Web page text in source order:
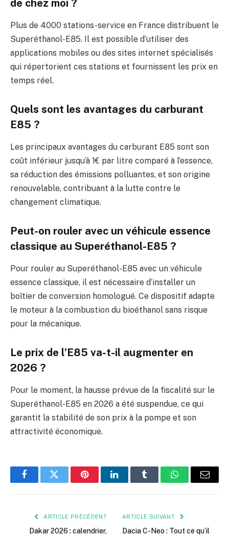
de chez moi ?
Plus de 4000 stations-service en France distribuent le
Superéthanol-E85. Il est possible d’utiliser des
applications mobiles ou des sites internet spécialisés
qui répertorient ces stations et fournissent les prix en
temps réel.
Quels sont les avantages du carburant
E85 ?
Les principaux avantages du carburant E85 sont son
coût inférieur jusqu’à 1€ par litre comparé à l’essence,
sa réduction des émissions polluantes, et son origine
renouvelable, contribuant à la lutte contre le
changement climatique.
Peut-on rouler avec un véhicule essence
classique au Superéthanol-E85 ?
Pour rouler au Superéthanol-E85 avec un véhicule
essence classique, il est nécessaire d’installer un
boîtier de conversion homologué. Ce dispositif adapte
le moteur à la combustion du bioéthanol sans risque
pour la mécanique.
Le prix de l’E85 va-t-il augmenter en
2026 ?
Pour le moment, la hausse prévue de la fiscalité sur le
Superéthanol-E85 en 2026 a été suspendue, ce qui
garantit la stabilité de son prix à la pompe et son
attractivité économique.
FacebookTwitter PinterestLinkedInTumblr WhatsApp
E-
ARTICLE PRÉCÉDENT
Dakar 2026 : calendrier,
ARTICLE SUIVANT
Dacia C-Neo : Tout ce qu’il